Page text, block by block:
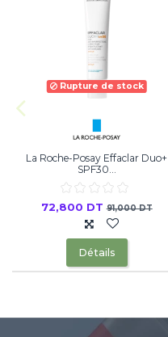
Rupture de stock
La Roche-Posay Effaclar Duo+
SPF30...
72,800 DT91,000 DT
Détails